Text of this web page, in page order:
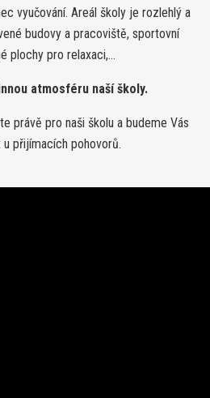
vyučování. Areál školy je rozlehlý a
budovy a pracoviště, sportovní
plochy pro relaxaci,…
atmosféru naší školy.
právě pro naši školu a budeme Vás
přijímacích pohovorů.